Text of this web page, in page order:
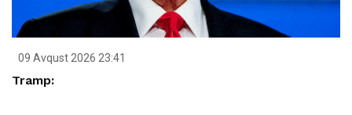
09 Avqust 2026 23:41
Tramp: